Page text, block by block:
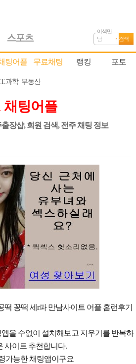
이색만
남
검색
팅어플 무료채팅 랭킹 포토
과학 부동산
채팅어플
장샵, 회원 검색, 전주 채팅 정보
떡 꽁떡 세r파 만남사이트 어플 홈런후기
을 수없이 설치해보고 지우기를 반복하
사이트 추천합니다.
가능한 채팅앱이구요